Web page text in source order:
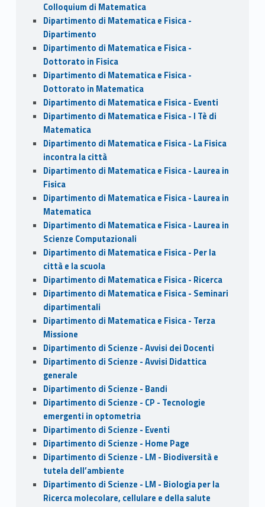
Colloquium di Matematica
Dipartimento di Matematica e Fisica -
Dipartimento
Dipartimento di Matematica e Fisica -
Dottorato in Fisica
Dipartimento di Matematica e Fisica -
Dottorato in Matematica
Dipartimento di Matematica e Fisica - Eventi
Dipartimento di Matematica e Fisica - I Tè di
Matematica
Dipartimento di Matematica e Fisica - La Fisica
incontra la città
Dipartimento di Matematica e Fisica - Laurea in
Fisica
Dipartimento di Matematica e Fisica - Laurea in
Matematica
Dipartimento di Matematica e Fisica - Laurea in
Scienze Computazionali
Dipartimento di Matematica e Fisica - Per la
città e la scuola
Dipartimento di Matematica e Fisica - Ricerca
Dipartimento di Matematica e Fisica - Seminari
dipartimentali
Dipartimento di Matematica e Fisica - Terza
Missione
Dipartimento di Scienze - Avvisi dei Docenti
Dipartimento di Scienze - Avvisi Didattica
generale
Dipartimento di Scienze - Bandi
Dipartimento di Scienze - CP - Tecnologie
emergenti in optometria
Dipartimento di Scienze - Eventi
Dipartimento di Scienze - Home Page
Dipartimento di Scienze - LM - Biodiversità e
tutela dell’ambiente
Dipartimento di Scienze - LM - Biologia per la
Ricerca molecolare, cellulare e della salute